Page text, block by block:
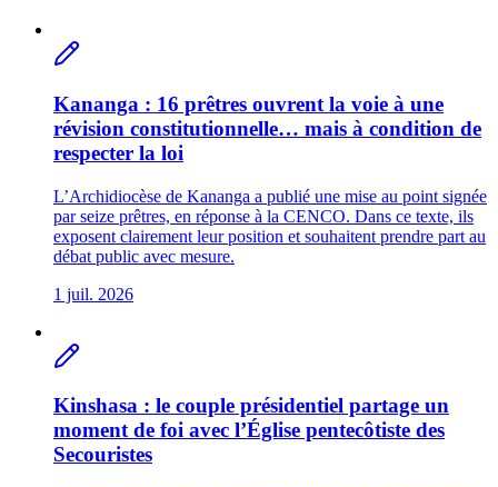
Kananga : 16 prêtres ouvrent la voie à une
révision constitutionnelle… mais à condition de
respecter la loi
L’Archidiocèse de Kananga a publié une mise au point signée
par seize prêtres, en réponse à la CENCO. Dans ce texte, ils
exposent clairement leur position et souhaitent prendre part au
débat public avec mesure.
1 juil. 2026
Kinshasa : le couple présidentiel partage un
moment de foi avec l’Église pentecôtiste des
Secouristes